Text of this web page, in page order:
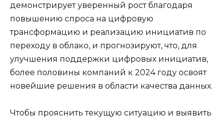
демонстрирует уверенный рост благодаря
повышению спроса на цифровую
трансформацию и реализацию инициатив по
переходу в облако, и прогнозируют, что, для
улучшения поддержки цифровых инициатив,
более половины компаний к 2024 году освоят
новейшие решения в области качества данных.
Чтобы прояснить текущую ситуацию и выявить